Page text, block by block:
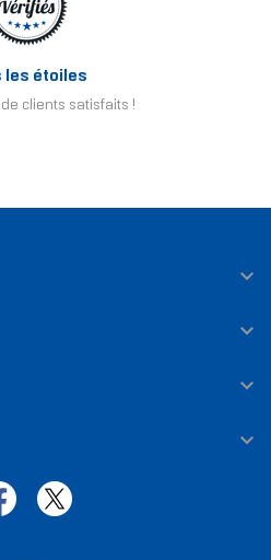
les étoiles
clients satisfaits !



